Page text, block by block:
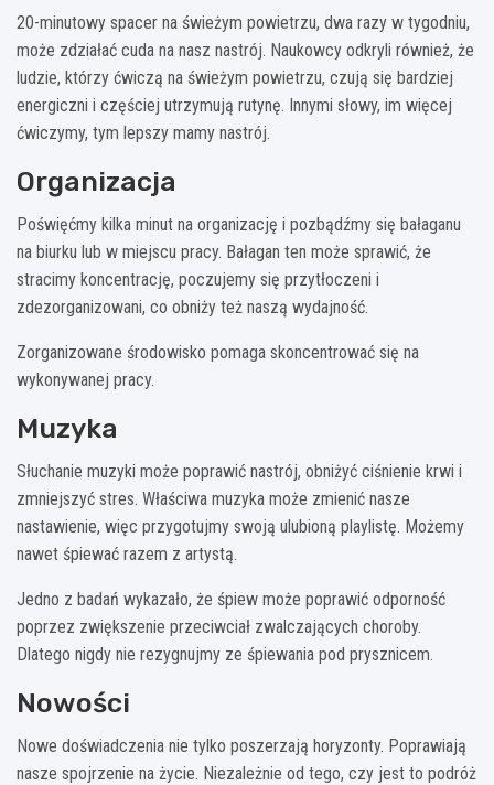
20-minutowy spacer na świeżym powietrzu, dwa razy w tygodniu,
może zdziałać cuda na nasz nastrój. Naukowcy odkryli również, że
ludzie, którzy ćwiczą na świeżym powietrzu, czują się bardziej
energiczni i częściej utrzymują rutynę. Innymi słowy, im więcej
ćwiczymy, tym lepszy mamy nastrój.
Organizacja
Poświęćmy kilka minut na organizację i pozbądźmy się bałaganu
na biurku lub w miejscu pracy. Bałagan ten może sprawić, że
stracimy koncentrację, poczujemy się przytłoczeni i
zdezorganizowani, co obniży też naszą wydajność.
Zorganizowane środowisko pomaga skoncentrować się na
wykonywanej pracy.
Muzyka
Słuchanie muzyki może poprawić nastrój, obniżyć ciśnienie krwi i
zmniejszyć stres. Właściwa muzyka może zmienić nasze
nastawienie, więc przygotujmy swoją ulubioną playlistę. Możemy
nawet śpiewać razem z artystą.
Jedno z badań wykazało, że śpiew może poprawić odporność
poprzez zwiększenie przeciwciał zwalczających choroby.
Dlatego nigdy nie rezygnujmy ze śpiewania pod prysznicem.
Nowości
Nowe doświadczenia nie tylko poszerzają horyzonty. Poprawiają
nasze spojrzenie na życie. Niezależnie od tego, czy jest to podróż